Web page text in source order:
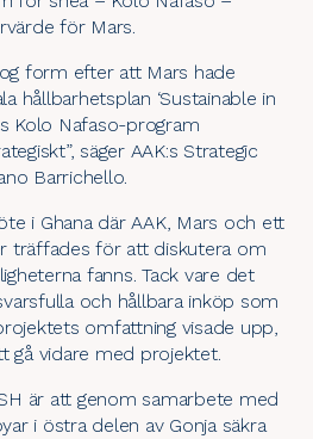
för Mars.
form efter att Mars hade
hållbarhetsplan ‘Sustainable in
Kolo Nafaso-program
säger AAK:s Strategic
Barrichello.
i Ghana där AAK, Mars och ett
träffades för att diskutera om
fanns. Tack vare det
och hållbara inköp som
omfattning visade upp,
gå vidare med projektet.
är att genom samarbete med
i östra delen av Gonja säkra